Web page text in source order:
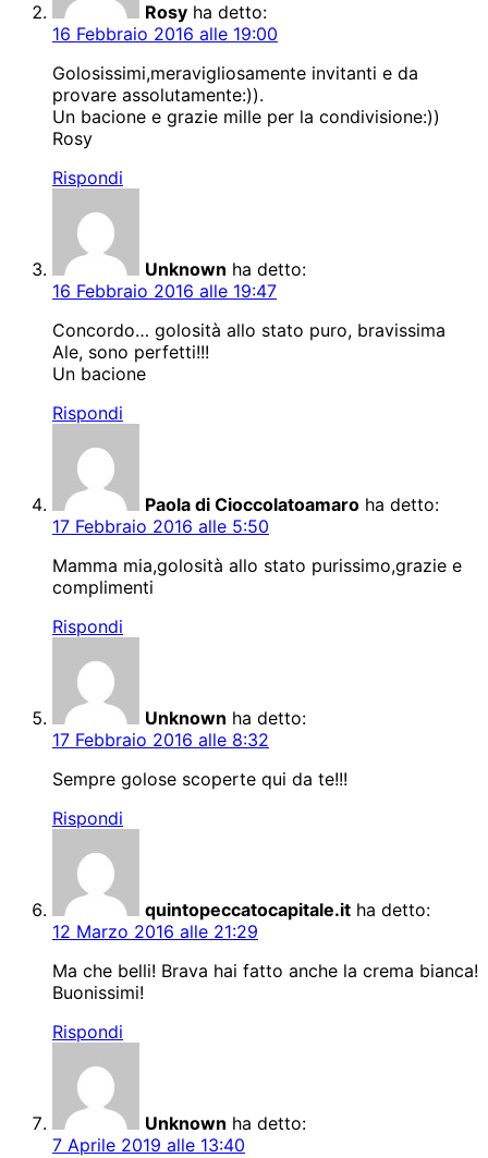
Rosy ha detto:
16 Febbraio 2016 alle 19:00
Golosissimi,meravigliosamente invitanti e da
provare assolutamente:)).
Un bacione e grazie mille per la condivisione:))
Rosy
Rispondi
Unknown ha detto:
16 Febbraio 2016 alle 19:47
Concordo… golosità allo stato puro, bravissima
Ale, sono perfetti!!!
Un bacione
Rispondi
Paola di Cioccolatoamaro ha detto:
17 Febbraio 2016 alle 5:50
Mamma mia,golosità allo stato purissimo,grazie e
complimenti
Rispondi
Unknown ha detto:
17 Febbraio 2016 alle 8:32
Sempre golose scoperte qui da te!!!
Rispondi
quintopeccatocapitale.it ha detto:
12 Marzo 2016 alle 21:29
Ma che belli! Brava hai fatto anche la crema bianca!
Buonissimi!
Rispondi
Unknown ha detto:
7 Aprile 2019 alle 13:40